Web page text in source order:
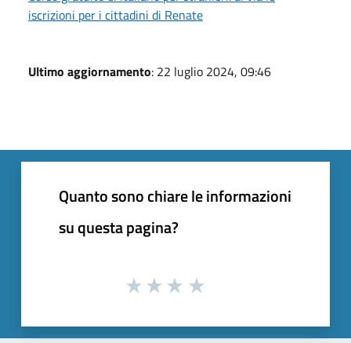
iscrizioni per i cittadini di Renate
Ultimo aggiornamento: 22 luglio 2024, 09:46
Quanto sono chiare le informazioni
su questa pagina?